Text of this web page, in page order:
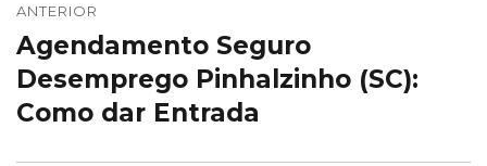
de
Post
ANTERIOR
Post
anterior:
Agendamento Seguro
Desemprego Pinhalzinho (SC):
Como dar Entrada